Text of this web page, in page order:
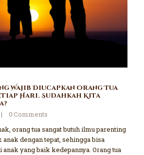
Wajib Diucapkan Orang Tua
Hari. Sudahkah Kita
0Comments
orang tua sangat butuh ilmu parenting
dengan tepat, sehingga bisa
yang baik kedepannya. Orang tua